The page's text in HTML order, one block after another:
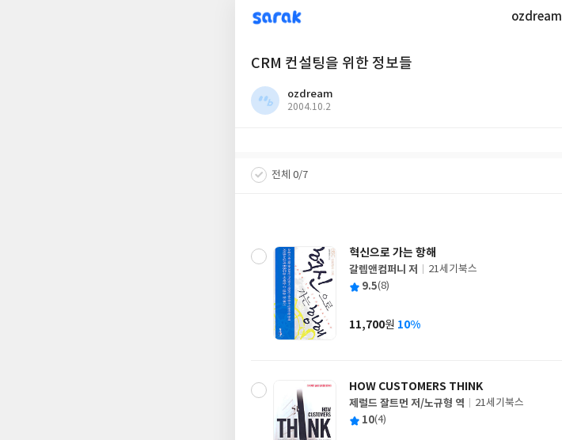
sarak ozdream
CRM 컨설팅을 위한 정보들
ozdream
작
2004.10.2
전체 0/7
혁신으로 가는 항해
글
쓴
갈렙앤컴퍼니 저
출
사
21세기북스
평 9.5(8)
가
11,700원 10%
HOW CUSTOMERS THINK
글
쓴
제럴드 잘트먼 저/노규형 역
출
21세기북스
평 10(4)